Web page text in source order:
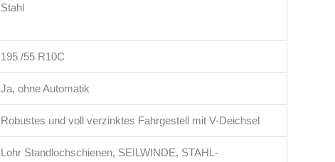
Stahl
195 /55 R10C
Ja, ohne Automatik
Robustes und voll verzinktes Fahrgestell mit V-Deichsel
Lohr Standlochschienen, SEILWINDE, STAHL-